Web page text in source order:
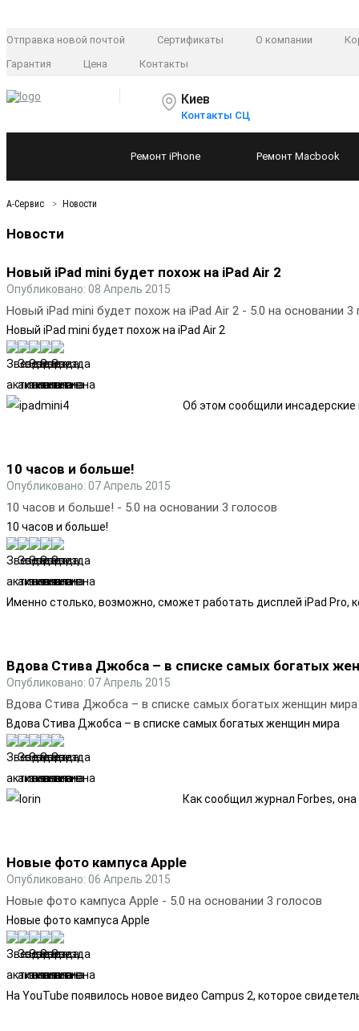
Отправка новой почтой Сертификаты О компании
Гарантия
Цена Контакты
Киев
Контакты СЦ
Ремонт iPhone Ремонт Macbook
А-Сервис Новости
Новости
Новый iPad mini будет похож на iPad Air 2
Опубликовано: 08 Апрель 2015
Новый iPad mini будет похож на iPad Air 2 - 5.0 на основании 3
Новый iPad mini будет похож на iPad Air 2
Об этом сообщили инсадерские
10 часов и больше!
Опубликовано: 07 Апрель 2015
10 часов и больше! - 5.0 на основании 3 голосов
10 часов и больше!
Именно столько, возможно, сможет работать дисплей iPad Pro,
Вдова Стива Джобса – в списке самых богатых
Опубликовано: 07 Апрель 2015
Вдова Стива Джобса – в списке самых богатых женщин мира
Вдова Стива Джобса – в списке самых богатых женщин мира
Как сообщил журнал Forbes,
Новые фото кампуса Apple
Опубликовано: 06 Апрель 2015
Новые фото кампуса Apple - 5.0 на основании 3 голосов
Новые фото кампуса Apple
На YouTube появилось новое видео Campus 2, которое